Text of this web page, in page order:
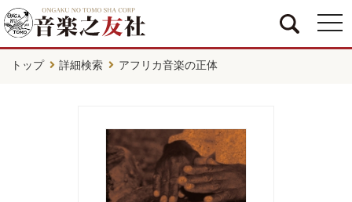
トップ 詳細検索 アフリカ音楽の正体